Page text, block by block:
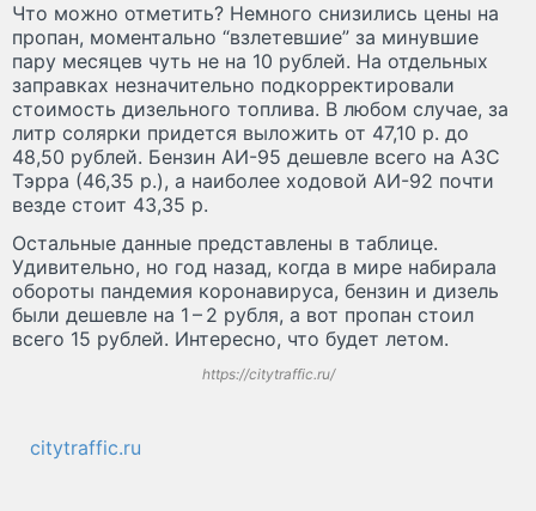
Что можно отметить? Немного снизились цены на
пропан, моментально “взлетевшие” за минувшие
пару месяцев чуть не на 10 рублей. На отдельных
заправках незначительно подкорректировали
стоимость дизельного топлива. В любом случае, за
литр солярки придется выложить от 47,10 р. до
48,50 рублей. Бензин АИ-95 дешевле всего на АЗС
Тэрра (46,35 р.), а наиболее ходовой АИ-92 почти
везде стоит 43,35 р.
Остальные данные представлены в таблице.
Удивительно, но год назад, когда в мире набирала
обороты пандемия коронавируса, бензин и дизель
были дешевле на 1 – 2 рубля, а вот пропан стоил
всего 15 рублей. Интересно, что будет летом.
https://citytraffic.ru/
citytraffic.ru